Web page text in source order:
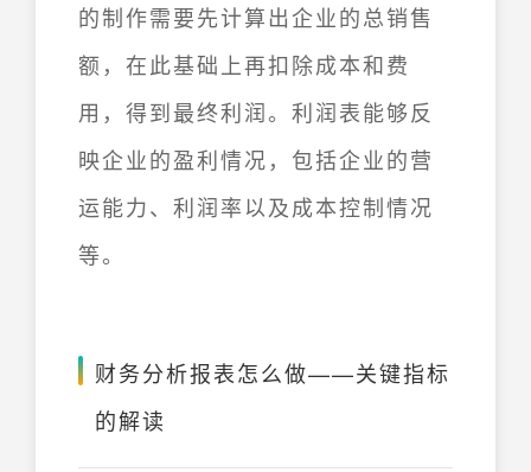
的制作需要先计算出企业的总销售
额，在此基础上再扣除成本和费
用，得到最终利润。利润表能够反
映企业的盈利情况，包括企业的营
运能力、利润率以及成本控制情况
等。
财务分析报表怎么做——关键指标
的解读